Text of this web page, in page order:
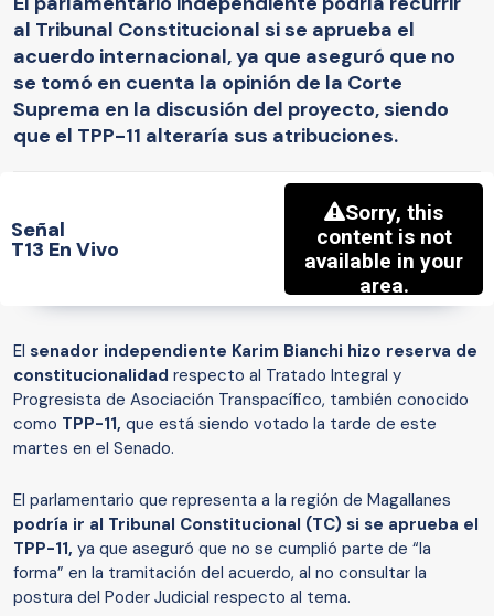
al Tribunal Constitucional si se aprueba el
acuerdo internacional, ya que aseguró que no
se tomó en cuenta la opinión de la Corte
Suprema en la discusión del proyecto, siendo
que el TPP-11 alteraría sus atribuciones.
Señal
T13 En Vivo
El senador independiente Karim Bianchi hizo reserva de
constitucionalidad respecto al Tratado Integral y
Progresista de Asociación Transpacífico, también conocido
como TPP-11, que está siendo votado la tarde de este
martes en el Senado.
El parlamentario que representa a la región de Magallanes
podría ir al Tribunal Constitucional (TC) si se aprueba el
TPP-11, ya que aseguró que no se cumplió parte de “la
forma” en la tramitación del acuerdo, al no consultar la
postura del Poder Judicial respecto al tema.